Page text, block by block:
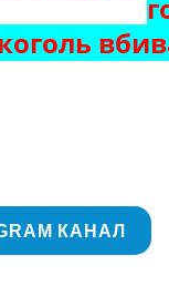
КАНАЛ